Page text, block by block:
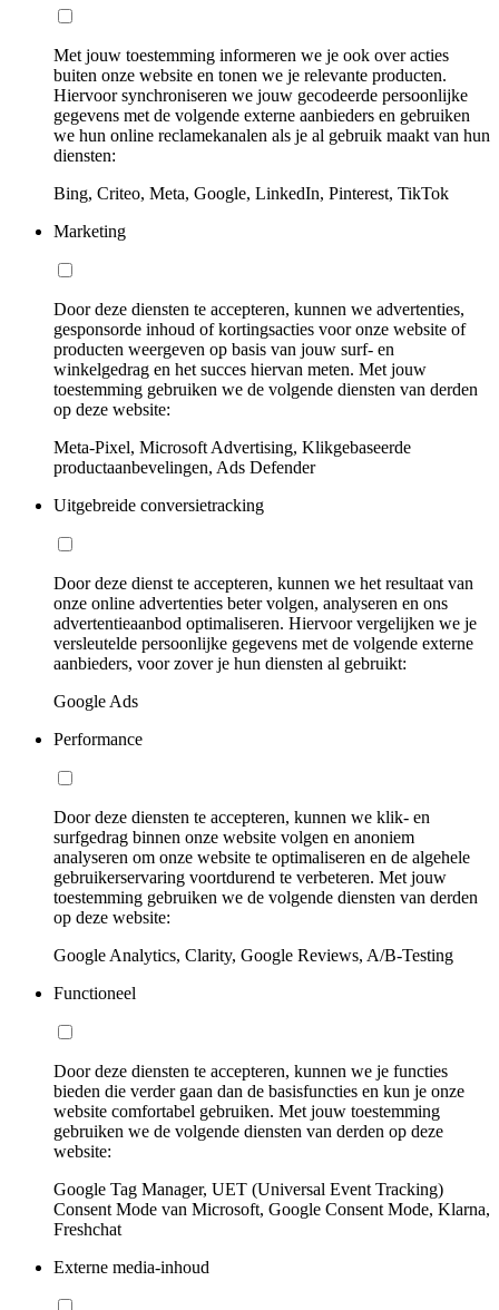
Met jouw toestemming informeren we je ook over acties
buiten onze website en tonen we je relevante producten.
Hiervoor synchroniseren we jouw gecodeerde persoonlijke
gegevens met de volgende externe aanbieders en gebruiken
we hun online reclamekanalen als je al gebruik maakt van hun
diensten:
Bing, Criteo, Meta, Google, LinkedIn, Pinterest, TikTok
Marketing
Door deze diensten te accepteren, kunnen we advertenties,
gesponsorde inhoud of kortingsacties voor onze website of
producten weergeven op basis van jouw surf- en
winkelgedrag en het succes hiervan meten. Met jouw
toestemming gebruiken we de volgende diensten van derden
op deze website:
Meta-Pixel, Microsoft Advertising, Klikgebaseerde
productaanbevelingen, Ads Defender
Uitgebreide conversietracking
Door deze dienst te accepteren, kunnen we het resultaat van
onze online advertenties beter volgen, analyseren en ons
advertentieaanbod optimaliseren. Hiervoor vergelijken we je
versleutelde persoonlijke gegevens met de volgende externe
aanbieders, voor zover je hun diensten al gebruikt:
Google Ads
Performance
Door deze diensten te accepteren, kunnen we klik- en
surfgedrag binnen onze website volgen en anoniem
analyseren om onze website te optimaliseren en de algehele
gebruikerservaring voortdurend te verbeteren. Met jouw
toestemming gebruiken we de volgende diensten van derden
op deze website:
Google Analytics, Clarity, Google Reviews, A/B-Testing
Functioneel
Door deze diensten te accepteren, kunnen we je functies
bieden die verder gaan dan de basisfuncties en kun je onze
website comfortabel gebruiken. Met jouw toestemming
gebruiken we de volgende diensten van derden op deze
website:
Google Tag Manager, UET (Universal Event Tracking)
Consent Mode van Microsoft, Google Consent Mode, Klarna,
Freshchat
Externe media-inhoud